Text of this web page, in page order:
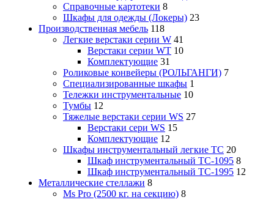
Справочные картотеки 8
Шкафы для одежды (Локеры) 23
Производственная мебель 118
Легкие верстаки серии W 41
Верстаки серии WT 10
Комплектующие 31
Роликовые конвейеры (РОЛЬГАНГИ) 7
Специализированные шкафы 1
Тележки инструментальные 10
Тумбы 12
Тяжелые верстаки серии WS 27
Верстаки сери WS 15
Комплектующие 12
Шкафы инструментальный легкие ТС 20
Шкаф инструментальный TC-1095 8
Шкаф инструментальный TC-1995 12
Металлические стеллажи 8
Ms Pro (2500 кг. на секцию) 8